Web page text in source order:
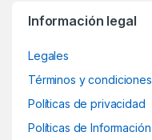
Información legal
Legales
Términos y condiciones
Políticas de privacidad
Políticas de Información